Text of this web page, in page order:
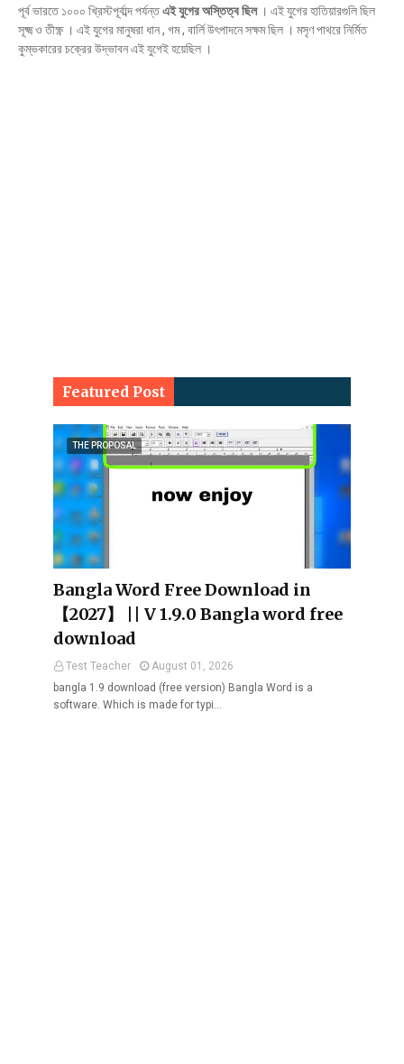
পূর্ব ভারতে ১০০০ খ্রিস্টপূর্বাব্দ পর্যন্তএই যুগের অস্তিত্ব ছিল । এই যুগের হাতিয়ারগুলি ছিল
সূক্ষ্ম ও তীক্ষ্ণ । এই যুগের মানুষরা ধান , গম , বার্লি উৎপাদনে সক্ষম ছিল । মসৃণ পাথরে নির্মিত
কুম্ভকারের চক্রের উদ্ভাবন এই যুগেই হয়েছিল ।
Featured Post
THE PROPOSAL
Bangla Word Free Download in
【2027】 || V 1.9.0 Bangla word free
download
Test Teacher
August 01, 2026
bangla 1.9 download (free version) Bangla Word is a
software. Which is made for typi…